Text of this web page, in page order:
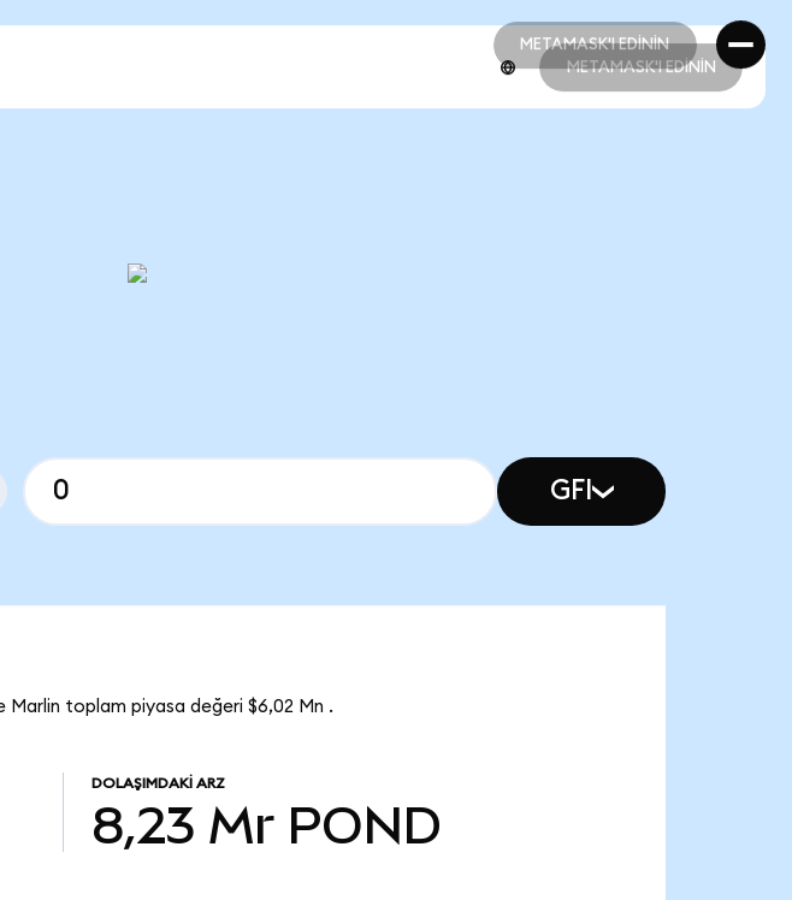
METAMASK'I EDİNİN
METAMASK'I EDİNİN
METAMASK'I EDİNİN
GFI
Marlin toplam piyasa değeri $6,02 Mn .
DOLAŞIMDAKI ARZ
8,23 Mr POND